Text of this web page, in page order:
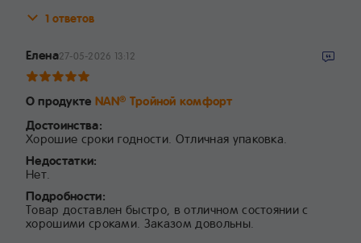
1 ответов
Елена27-05-2026 13:12
О продукте NAN® Тройной комфорт
Достоинства:
Хорошие сроки годности. Отличная упаковка.
Недостатки:
Нет.
Подробности:
Товар доставлен быстро, в отличном состоянии с
хорошими сроками. Заказом довольны.